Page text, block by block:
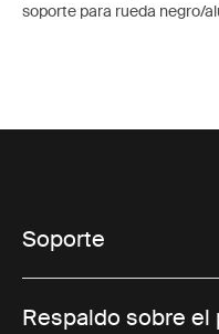
soporte para rueda negro/
Soporte
Respaldo sobre el